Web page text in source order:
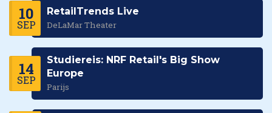
10
SEP
RetailTrends Live
DeLaMar Theater
14
SEP
Studiereis: NRF Retail's Big Show
Europe
Parijs